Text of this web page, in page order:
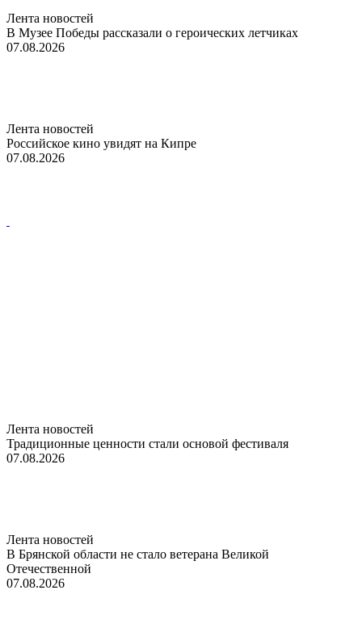
Лента новостей
В Музее Победы рассказали о героических летчиках
07.08.2026
Лента новостей
Российское кино увидят на Кипре
07.08.2026
Лента новостей
Традиционные ценности стали основой фестиваля
07.08.2026
Лента новостей
В Брянской области не стало ветерана Великой
Отечественной
07.08.2026